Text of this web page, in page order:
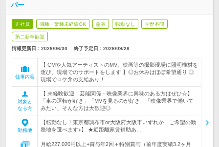
バー
正社員 職種・業種未経験OK 急募 転勤なし 学歴不問
第二新卒歓迎
情報更新日：2026/06/30 終了予定日： 2026/09/28
仕事内容
【 CMや人気アーティストのMV、映画等の撮影現場に照明機材を
運び、現場でのサポートをします 】◎お休みはほぼ希望通り ◎
現場でロケ弁の支給あり！
対象と
なる方
【 未経験歓迎！芸能関係・映像業界に興味のある方はぜひ☆】
「車の運転が好き」「MVを見るのが好き」「映像業界で働いて
みたい」そんな方は大歓迎◎
勤務地
【転勤なし！東京都調布市or大阪府大阪市いずれか、ご希望の勤
務地を選べます♪】 ★近距離家賃補助あ…
月給227,020円以上+賞与年2回＋特別賞与（前年度実績3.2ヶ月